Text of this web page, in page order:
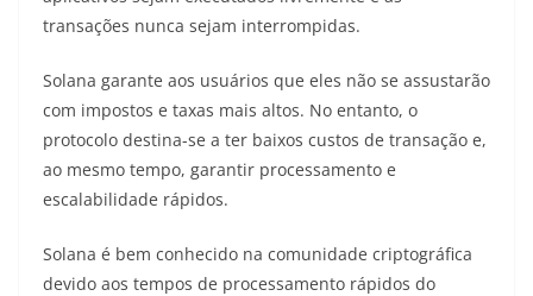
transações nunca sejam interrompidas.
Solana garante aos usuários que eles não se assustarão
com impostos e taxas mais altos. No entanto, o
protocolo destina-se a ter baixos custos de transação e,
ao mesmo tempo, garantir processamento e
escalabilidade rápidos.
Solana é bem conhecido na comunidade criptográfica
devido aos tempos de processamento rápidos do